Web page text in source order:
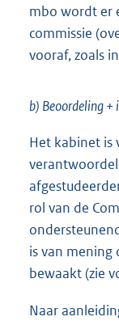
mbo wordt er
commissie
vooraf, zoals
b) Beoordeling +
Het kabinet is
rol van de
is van
bewaakt (zie
Naar